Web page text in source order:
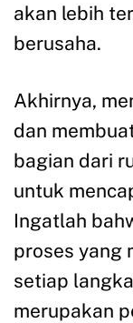
akan lebih
berusaha.
Akhirnya,
dan
bagian dari
untuk
Ingatlah
proses yang
setiap
merupakan